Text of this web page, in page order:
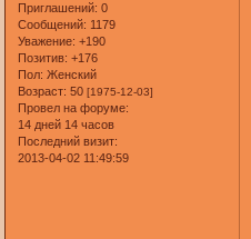
Приглашений: 0
Сообщений: 1179
Уважение: +190
Позитив: +176
Пол: Женский
Возраст: 50[1975-12-03]
Провел на форуме:
14 дней 14 часов
Последний визит:
2013-04-02 11:49:59